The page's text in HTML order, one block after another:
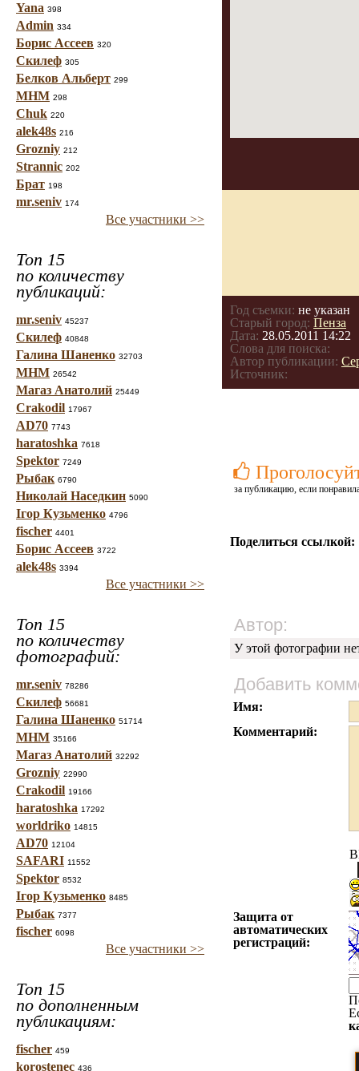
Yana 398
Admin 334
Борис Ассеев 320
Скилеф 305
Белков Альберт 299
МНМ 298
Chuk 220
alek48s 216
Grozniy 212
Strannic 202
Брат 198
mr.seniv 174
Все участники >>
Топ 15
по количеству
публикаций:
mr.seniv 45237
Скилеф 40848
Галина Шаненко 32703
МНМ 26542
Магаз Анатолий 25449
Crakodil 17967
AD70 7743
haratoshka 7618
Spektor 7249
Рыбак 6790
Николай Наседкин 5090
Ігор Кузьменко 4796
fischer 4401
Борис Ассеев 3722
alek48s 3394
Все участники >>
Топ 15
по количеству
фотографий:
mr.seniv 78286
Скилеф 56681
Галина Шаненко 51714
МНМ 35166
Магаз Анатолий 32292
Grozniy 22990
Crakodil 19166
haratoshka 17292
worldriko 14815
AD70 12104
SAFARI 11552
Spektor 8532
Ігор Кузьменко 8485
Рыбак 7377
fischer 6098
Все участники >>
Топ 15
по дополненным
публикациям:
fischer 459
korostenec 436
Год съемки: не указан
Старый город: Пенза
Дата: 28.05.2011 14:22
Слова для поиска:
Автор публикации:
Источник:
за публикацию, если
Поделиться ссылкой:
Автор:
У этой фотографии
Добавить
Имя:
Комментарий:
Защита от
автоматических
регистраций: